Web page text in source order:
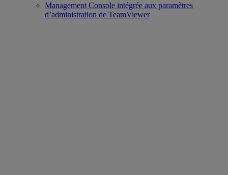
Management Console intégrée aux paramètres
d’administration de TeamViewer